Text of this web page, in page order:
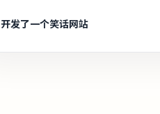
开发了一个笑话网站